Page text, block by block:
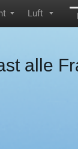
▼ Luft ▼
alle